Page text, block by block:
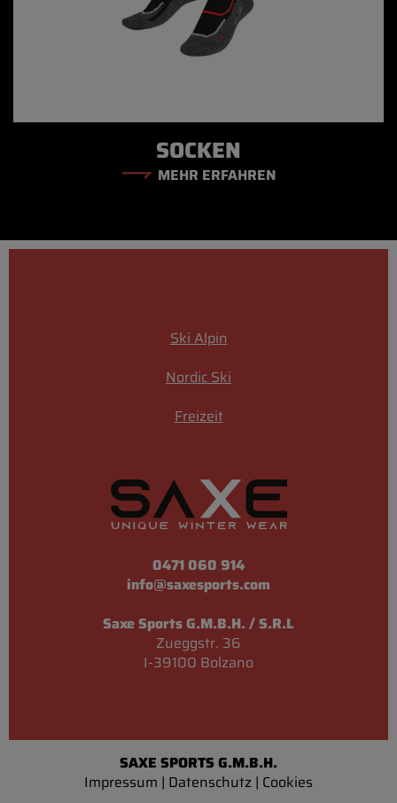
SOCKEN
MEHR ERFAHREN
Ski Alpin
Nordic Ski
Freizeit
0471 060 914
info@saxesports.com
Saxe Sports G.M.B.H. / S.R.L
Zueggstr. 36
I-39100 Bolzano
SAXE SPORTS G.M.B.H.
Impressum | Datenschutz | Cookies